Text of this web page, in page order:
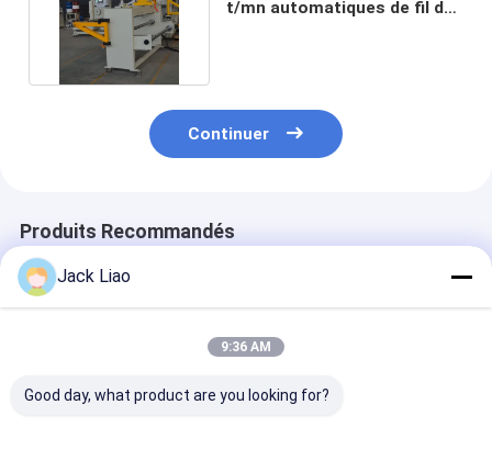
t/mn automatiques de fil de
Continuer
Produits Recommandés
Jack Liao
9:36 AM
Good day, what product are you looking for?